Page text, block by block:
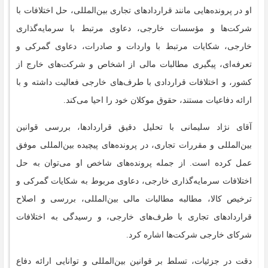
او در پرونده‌هایی مانند قراردادهای تجاری بین‌المللی، حل اختلافات با
شرکت‌ها و مؤسسات خارجی، دعاوی مرتبط با سرمایه‌گذاری
خارجی، شکایات مرتبط با واردات و صادرات، دعاوی گمرکی و
تعرفه‌ای، پیگیری مطالبات مالی از اشخاص و شرکت‌های خارج از
کشور، و اختلافات قراردادی با طرف‌های خارجی فعالیت داشته و با
ارائه دفاعیات مستند، حقوق موکلان خود را احیا می‌کند.
آقای نژاد سلیمانی با تحلیل دقیق قراردادها، بررسی قوانین
بین‌المللی و مقررات تجاری، در پرونده‌های پیچیده بین‌المللی موفق
عمل کرده است. از جمله پرونده‌های شاخص او می‌توان به حل
اختلافات سرمایه‌گذاری خارجی، دعاوی مربوط به شکایات گمرکی و
ترخیص کالا، مطالبه مطالبات مالی بین‌المللی، بررسی و اصلاح
قراردادهای تجاری با طرف‌های خارجی، و رسیدگی به اختلافات
شرکای خارجی شرکت‌ها اشاره کرد.
دقت در جزئیات، تسلط بر قوانین بین‌المللی و توانایی ارائه دفاع